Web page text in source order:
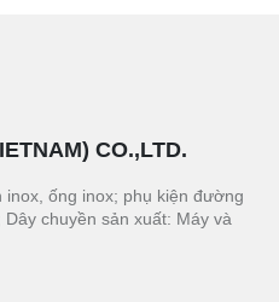
CO.,LTD.
inox, ống inox; phụ kiện đường
chuyền sản xuất: Máy và